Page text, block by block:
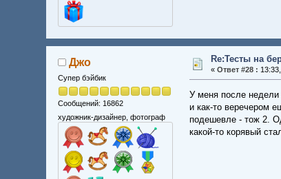
Джо
Супер бэйбик
Сообщений: 16862
художник-дизайнер, фотограф
Re:Тесты на
« Ответ #28 :
У меня после
и как-то веречером
подешевле - тож 2.
какой-то корявый